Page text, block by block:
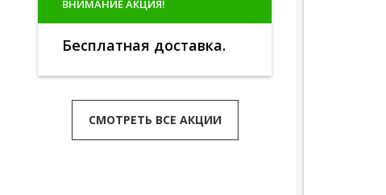
ВНИМАНИЕ АКЦИЯ!
Бесплатная доставка.
СМОТРЕТЬ ВСЕ АКЦИИ